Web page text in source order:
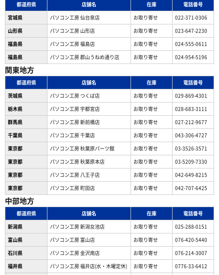
都道府県 店舗名 在庫
電話番号
宮城県
パソコン工房 仙台泉店 お取り寄せ
022-371-0306
山形県
パソコン工房 山形店 お取り寄せ
023-647-2230
福島県
パソコン工房 福島店 お取り寄せ
024-555-0611
福島県
パソコン工房 郡山うねめ通り店 お取り寄せ 024-954-5196
関東地方
都道府県 店舗名 在庫
電話番号
茨城県
パソコン工房 つくば店 お取り寄せ
029-869-4301
栃木県
パソコン工房 宇都宮店 お取り寄せ
028-683-3111
群馬県
パソコン工房 新前橋店 お取り寄せ
027-212-9677
千葉県
パソコン工房 千葉店 お取り寄せ
043-306-4727
東京都
パソコン工房 秋葉原パーツ館 お取り寄せ
03-3526-3571
東京都
パソコン工房 秋葉原本店 お取り寄せ
03-5209-7330
東京都
パソコン工房 八王子店 お取り寄せ
042-649-8215
東京都
パソコン工房 町田店 お取り寄せ 042-707-6425
中部地方
都道府県 店舗名 在庫
電話番号
新潟県
パソコン工房 新潟女池店 お取り寄せ
025-288-0151
富山県
パソコン工房 富山店 お取り寄せ
076-420-5440
石川県
パソコン工房 金沢南店 お取り寄せ
076-214-3007
福井県
パソコン工房 福井店(水・木曜定休) お取り寄せ 0776-33-6412